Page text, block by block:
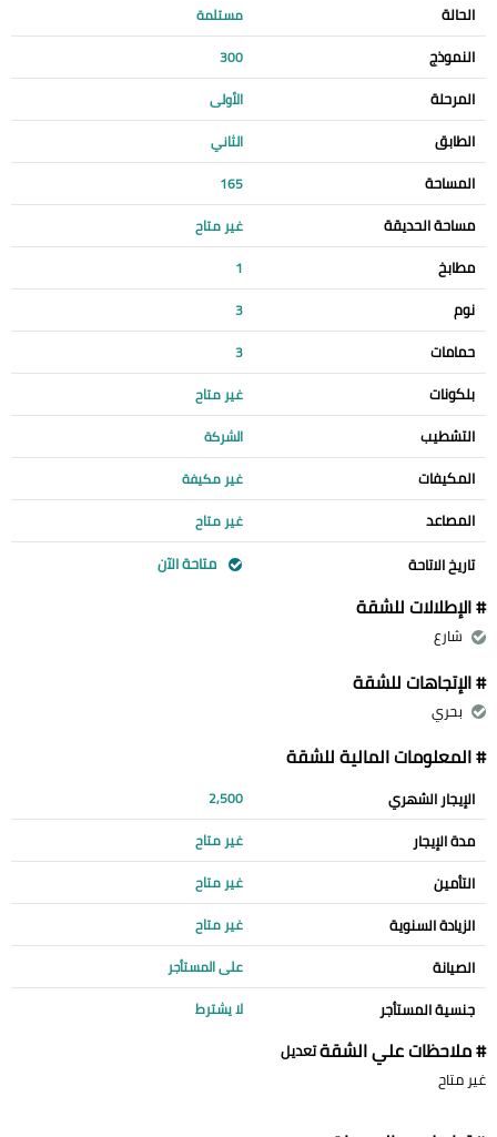
الحالة مستلمة
النموذج 300
المرحلة الأولى
الطابق الثاني
المساحة 165
مساحة الحديقة غير متاح
مطابخ 1
نوم 3
حمامات 3
بلكونات غير متاح
التشطيب الشركة
المكيفات غير مكيفة
المصاعد غير متاح
تاريخ الاتاحة متاحة الآن
# الإطلالات للشقة
شارع
# الإتجاهات للشقة
بحري
# المعلومات المالية للشقة
الإيجار الشهري 2,500
مدة الإيجار غير متاح
التأمين غير متاح
الزيادة السنوية غير متاح
الصيانة على المستأجر
جنسية المستأجر لا يشترط
# ملاحظات علي الشقةتعديل
غير متاح